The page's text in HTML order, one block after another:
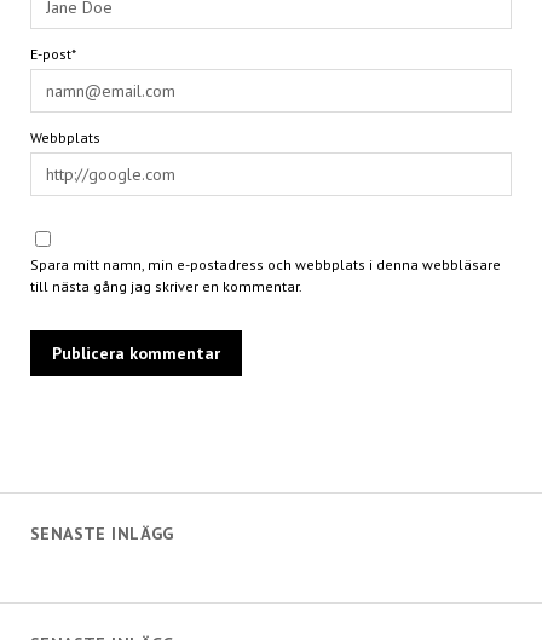
SENASTE INLÄGG
E-post*
Webbplats
Spara mitt namn, min e-postadress och webbplats i denna webbläsare
till nästa gång jag skriver en kommentar.